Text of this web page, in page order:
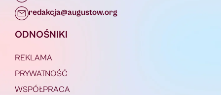
redakcja@augustow.org
ODNOŚNIKI
REKLAMA
PRYWATNOŚĆ
WSPÓŁPRACA